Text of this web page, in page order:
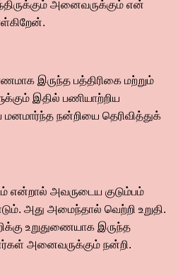
அனைவருக்கும் என்
இருந்த பத்திரிகை மற்றும்
இதில் பணியாற்றிய
நன்றியை தெரிவித்துக்
என்றால் அவருடைய குடும்பம்
அது அமைந்தால் வெற்றி உறுதி.‌
உறுதுணையாக இருந்த
அனைவருக்கும் நன்றி.